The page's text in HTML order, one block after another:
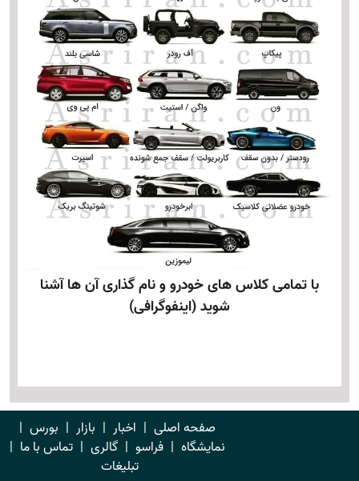
با تمامی کلاس های خودرو و نام گذاری آن ها آشنا
شوید (اینفوگرافی)
صفحه اصلی | اخبار | بازار | بورس |
نمایشگاه | فراسو | گالری | تماس با ما |
تبلیغات